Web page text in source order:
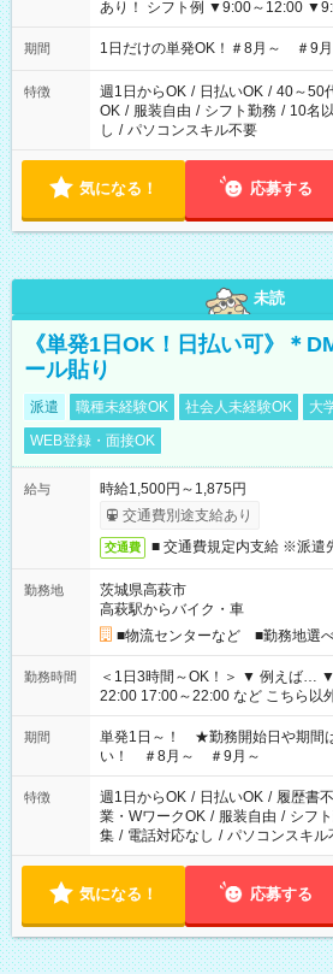
あり！ シフト例 ▼9:00～12:00
▼18:00～21:00
期間 1日だけの単発OK！＃8月～ ＃9月
特徴 週1日からOK / 日払いOK / 40～50
OK / 服装自由 / シフト勤務 / 10名
し / パソコンスキル不要
気になる！ 応募する
未読
《単発1日OK！日払い可》＊
ール貼り
派遣 職種未経験OK 社会人未経験OK 大
WEB登録・面接OK
給与
時給1,500円～1,875円
交通費別途支給あり
交通費 ■ 交通費規定内支給 ※派遣
勤務地
茨城県高萩市
高萩駅からバイク・車
■物流センターなど ■勤務地選
勤務時間
＜1日3時間～OK！＞ ▼ 例えば… ▼ 15:00～18:00 15:00～
22:00 17:00～22:00 など こちら以外の時間もお気軽にご相談く
ださい！
期間
単発1日～！ ★勤務開始日や期間
い！ ＃8月～ ＃9月～
特徴 週1日からOK / 日払いOK / 履歴書
業・WワークOK / 服装自由 / シフ
集 / 電話対応なし / パソコンスキル
気になる！ 応募する